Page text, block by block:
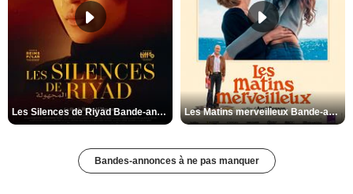
Les Silences de Riyad Bande-annonce VO STFR Les Matins merveilleux Bande-annonce VF
Bandes-annonces à ne pas manquer